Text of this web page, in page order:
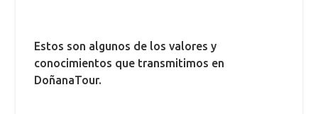
Estos son algunos de los valores y
conocimientos que transmitimos en
DoñanaTour.